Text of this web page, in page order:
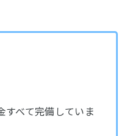
すべて完備していま